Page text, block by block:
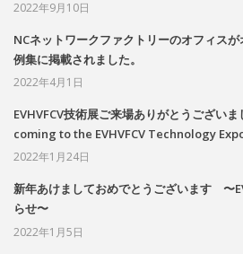
2022年9月10日
NCネットワークファクトリーのオフィス
例集に掲載されました。
2022年4月1日
EVHVFCV技術展ご来場ありがとうござい
coming to the EVHVFCV Technology
2022年1月24日
新年あけましておめでとうございます 〜
らせ〜
2022年1月5日